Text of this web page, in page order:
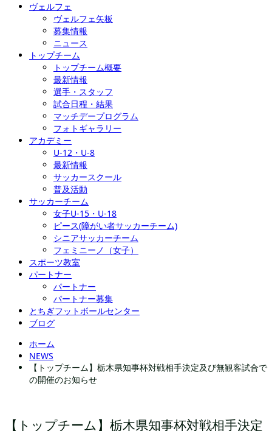
ヴェルフェ
ヴェルフェ矢板
募集情報
ニュース
トップチーム
トップチーム概要
最新情報
選手・スタッフ
試合日程・結果
マッチデープログラム
フォトギャラリー
アカデミー
U-12・U-8
最新情報
サッカースクール
普及活動
サッカーチーム
女子U-15・U-18
ピース(障がい者サッカーチーム)
シニアサッカーチーム
フェミニーノ（女子）
スポーツ教室
パートナー
パートナー
パートナー募集
とちぎフットボールセンター
ブログ
ホーム
NEWS
【トップチーム】栃木県知事杯対戦相手決定及び無観客試合で
の開催のお知らせ
【トップチーム】栃木県知事杯対戦相手決定